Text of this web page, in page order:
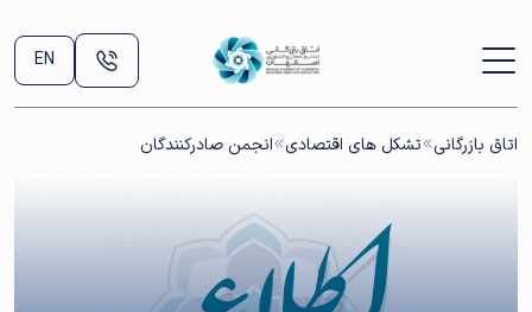
EN
اتاق بازرگانی تشکل های اقتصادی انجمن صادرکنندگان